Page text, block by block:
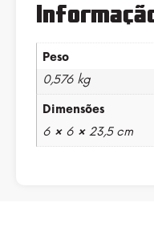
Peso
0,576 kg
Dimensões
6 × 6 × 23,5 cm